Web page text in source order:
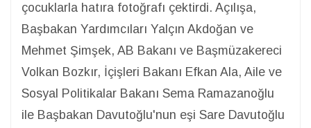
çocuklarla hatıra fotoğrafı çektirdi. Açılışa,
Başbakan Yardımcıları Yalçın Akdoğan ve
Mehmet Şimşek, AB Bakanı ve Başmüzakereci
Volkan Bozkır, İçişleri Bakanı Efkan Ala, Aile ve
Sosyal Politikalar Bakanı Sema Ramazanoğlu
ile Başbakan Davutoğlu'nun eşi Sare Davutoğlu